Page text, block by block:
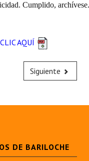
Cumplido, archívese.
CLIC AQUÍ
Siguiente
DE BARILOCHE